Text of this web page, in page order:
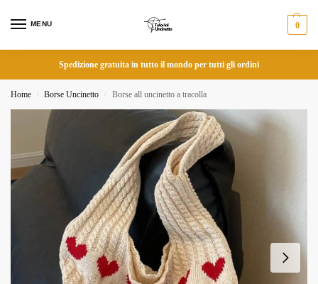
MENU 0
Spedizione gratuita in tutto il mondo per tutti gli ordini
Home / Borse Uncinetto / Borse all uncinetto a tracolla